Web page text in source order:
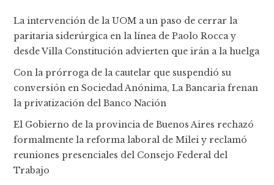
La intervención de la UOM a un paso de cerrar la
paritaria siderúrgica en la línea de Paolo Rocca y
desde Villa Constitución advierten que irán a la huelga
Con la prórroga de la cautelar que suspendió su
conversión en Sociedad Anónima, La Bancaria frenan
la privatización del Banco Nación
El Gobierno de la provincia de Buenos Aires rechazó
formalmente la reforma laboral de Milei y reclamó
reuniones presenciales del Consejo Federal del
Trabajo